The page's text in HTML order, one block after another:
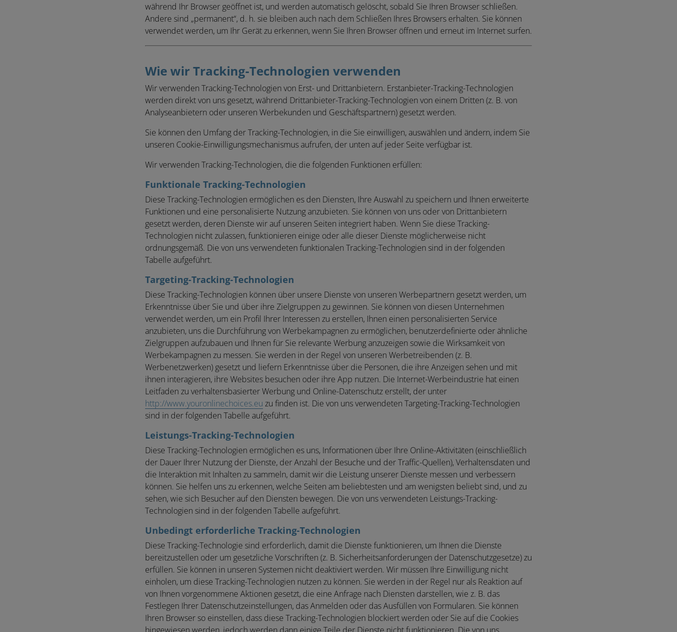
während Ihr Browser geöffnet ist, und werden automatisch gelöscht, sobald Sie Ihren Browser schließen.
Andere sind „permanent“, d. h. sie bleiben auch nach dem Schließen Ihres Browsers erhalten. Sie können
verwendet werden, um Ihr Gerät zu erkennen, wenn Sie Ihren Browser öffnen und erneut im Internet surfen.
Wie wir Tracking-Technologien verwenden
Wir verwenden Tracking-Technologien von Erst- und Drittanbietern. Erstanbieter-Tracking-Technologien
werden direkt von uns gesetzt, während Drittanbieter-Tracking-Technologien von einem Dritten (z. B. von
Analyseanbietern oder unseren Werbekunden und Geschäftspartnern) gesetzt werden.
Sie können den Umfang der Tracking-Technologien, in die Sie einwilligen, auswählen und ändern, indem Sie
unseren Cookie-Einwilligungsmechanismus aufrufen, der unten auf jeder Seite verfügbar ist.
Wir verwenden Tracking-Technologien, die die folgenden Funktionen erfüllen:
Funktionale Tracking-Technologien
Diese Tracking-Technologien ermöglichen es den Diensten, Ihre Auswahl zu speichern und Ihnen erweiterte
Funktionen und eine personalisierte Nutzung anzubieten. Sie können von uns oder von Drittanbietern
gesetzt werden, deren Dienste wir auf unseren Seiten integriert haben. Wenn Sie diese Tracking-
Technologien nicht zulassen, funktionieren einige oder alle dieser Dienste möglicherweise nicht
ordnungsgemäß. Die von uns verwendeten funktionalen Tracking-Technologien sind in der folgenden
Tabelle aufgeführt.
Targeting-Tracking-Technologien
Diese Tracking-Technologien können über unsere Dienste von unseren Werbepartnern gesetzt werden, um
Erkenntnisse über Sie und über ihre Zielgruppen zu gewinnen. Sie können von diesen Unternehmen
verwendet werden, um ein Profil Ihrer Interessen zu erstellen, Ihnen einen personalisierten Service
anzubieten, uns die Durchführung von Werbekampagnen zu ermöglichen, benutzerdefinierte oder ähnliche
Zielgruppen aufzubauen und Ihnen für Sie relevante Werbung anzuzeigen sowie die Wirksamkeit von
Werbekampagnen zu messen. Sie werden in der Regel von unseren Werbetreibenden (z. B.
Werbenetzwerken) gesetzt und liefern Erkenntnisse über die Personen, die ihre Anzeigen sehen und mit
ihnen interagieren, ihre Websites besuchen oder ihre App nutzen. Die Internet-Werbeindustrie hat einen
Leitfaden zu verhaltensbasierter Werbung und Online-Datenschutz erstellt, der unter
http://www.youronlinechoices.eu zu finden ist. Die von uns verwendeten Targeting-Tracking-Technologien
sind in der folgenden Tabelle aufgeführt.
Leistungs-Tracking-Technologien
Diese Tracking-Technologien ermöglichen es uns, Informationen über Ihre Online-Aktivitäten (einschließlich
der Dauer Ihrer Nutzung der Dienste, der Anzahl der Besuche und der Traffic-Quellen), Verhaltensdaten und
die Interaktion mit Inhalten zu sammeln, damit wir die Leistung unserer Dienste messen und verbessern
können. Sie helfen uns zu erkennen, welche Seiten am beliebtesten und am wenigsten beliebt sind, und zu
sehen, wie sich Besucher auf den Diensten bewegen. Die von uns verwendeten Leistungs-Tracking-
Technologien sind in der folgenden Tabelle aufgeführt.
Unbedingt erforderliche Tracking-Technologien
Diese Tracking-Technologie sind erforderlich, damit die Dienste funktionieren, um Ihnen die Dienste
bereitzustellen oder um gesetzliche Vorschriften (z. B. Sicherheitsanforderungen der Datenschutzgesetze) zu
erfüllen. Sie können in unseren Systemen nicht deaktiviert werden. Wir müssen Ihre Einwilligung nicht
einholen, um diese Tracking-Technologien nutzen zu können. Sie werden in der Regel nur als Reaktion auf
von Ihnen vorgenommene Aktionen gesetzt, die eine Anfrage nach Diensten darstellen, wie z. B. das
Festlegen Ihrer Datenschutzeinstellungen, das Anmelden oder das Ausfüllen von Formularen. Sie können
Ihren Browser so einstellen, dass diese Tracking-Technologien blockiert werden oder Sie auf die Cookies
hingewiesen werden, jedoch werden dann einige Teile der Dienste nicht funktionieren. Die von uns